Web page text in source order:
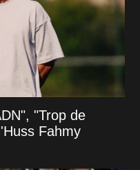
"Trop de
Fahmy